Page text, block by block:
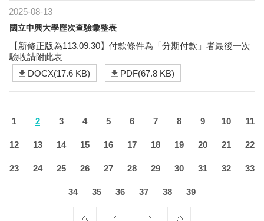
2025-08-13
國立中興大學歷次查驗彙整表
【新修正版為113.09.30】付款條件為「分期付款」者最後一次
驗收請附此表
DOCX(17.6 KB)
PDF(67.8 KB)
1 2 3 4 5 6 7 8 9 10 11
12 13 14 15 16 17 18 19 20 21 22
23 24 25 26 27 28 29 30 31 32 33
34 35 36 37 38 39